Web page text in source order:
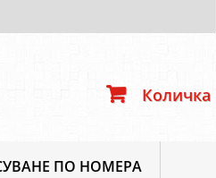
ПО НОМЕРА
Количка